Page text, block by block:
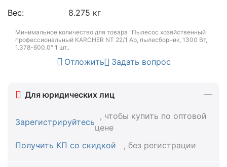
Вес: 8.275 кг
Минимальное количество для товара "Пылесос хозяйственный
профессиональный KARCHER NT 22/1 Ap, пылесборник, 1300 Вт,
1.378-600.0" 1 шт..
Отложить Задать вопрос
Для юридических лиц
Зарегистрируйтесь
, чтобы купить по оптовой
цене
Получить КП со скидкой
, без регистрации